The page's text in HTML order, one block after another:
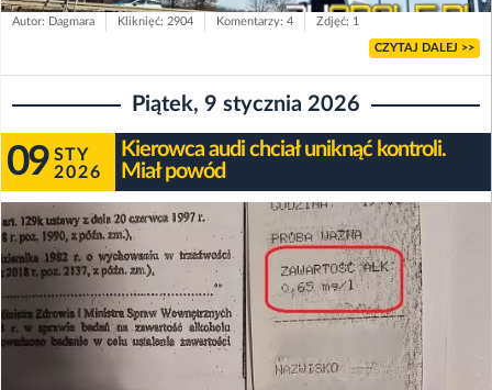
Autor: Dagmara Kliknięć: 2904 Komentarzy: 4 Zdjęć: 1
CZYTAJ DALEJ >>
Piątek, 9 stycznia 2026
09 STY
2026
Kierowca audi chciał uniknąć kontroli.
Miał powód